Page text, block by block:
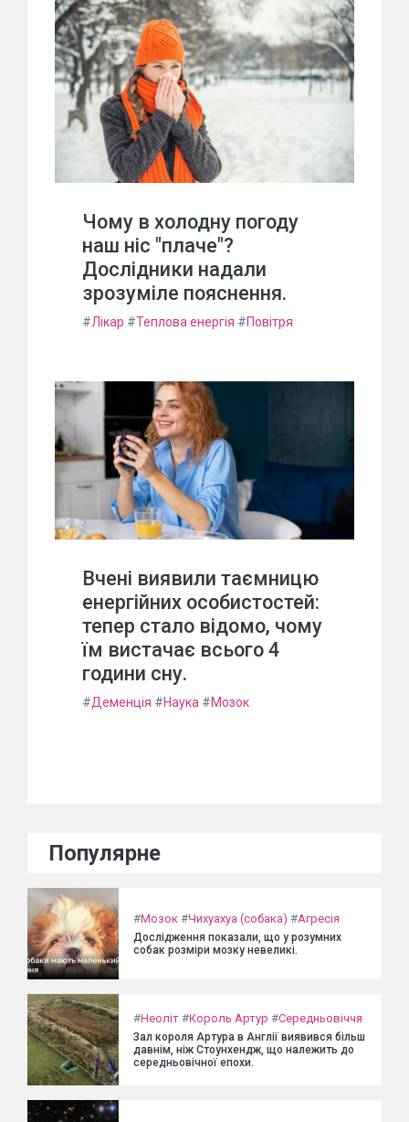
Чому в холодну погоду
наш ніс "плаче"?
Дослідники надали
зрозуміле пояснення.
#Лікар #Теплова енергія #Повітря
Вчені виявили таємницю
енергійних особистостей:
тепер стало відомо, чому
їм вистачає всього 4
години сну.
#Деменція #Наука #Мозок
Популярне
#Мозок #Чихуахуа (собака) #Агресія
Дослідження показали, що у розумних
собак розміри мозку невеликі.
#Неоліт #Король Артур #Середньовіччя
Зал короля Артура в Англії виявився більш
давнім, ніж Стоунхендж, що належить до
середньовічної епохи.